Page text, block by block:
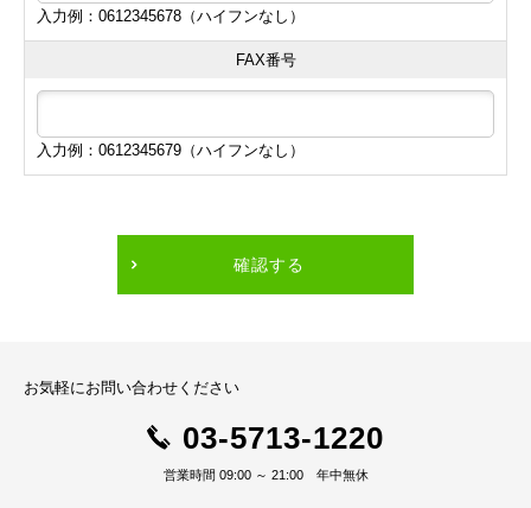
入力例：0612345678（ハイフンなし）
FAX番号
入力例：0612345679（ハイフンなし）
確認する
お気軽にお問い合わせください
03-5713-1220
営業時間 09:00 ～ 21:00 年中無休